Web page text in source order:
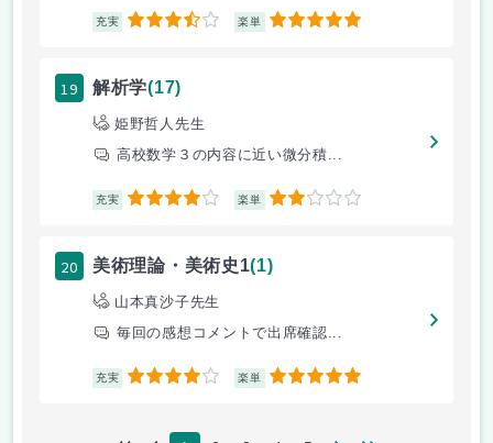
充実 3.5 楽単 5
19 解析学(17)
姫野哲人先生
高校数学３の内容に近い微分積...
充実 4 楽単 2
20 美術理論・美術史1(1)
山本真沙子先生
毎回の感想コメントで出席確認...
充実 4 楽単 5